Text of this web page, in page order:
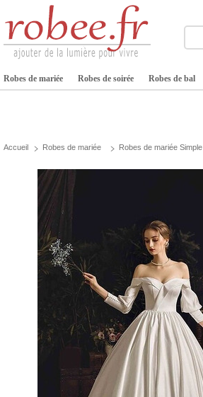
Robes de mariée Robes de soirée Robes de bal
Accueil Robes de mariée Robes de mariée Simple